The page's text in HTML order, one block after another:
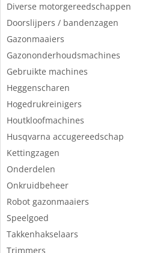
Diverse motorgereedschappen
Doorslijpers / bandenzagen
Gazonmaaiers
Gazononderhoudsmachines
Gebruikte machines
Heggenscharen
Hogedrukreinigers
Houtkloofmachines
Husqvarna accugereedschap
Kettingzagen
Onderdelen
Onkruidbeheer
Robot gazonmaaiers
Speelgoed
Takkenhakselaars
Trimmers